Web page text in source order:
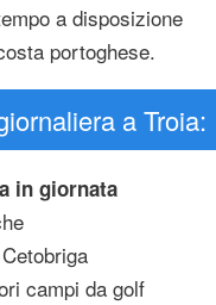
a disposizione
portoghese.
a Troia:
in giornata
campi da golf